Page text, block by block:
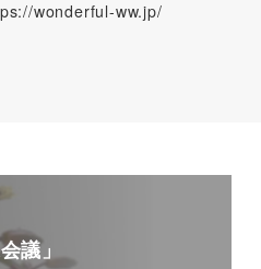
wonderful-ww.jp/
議」